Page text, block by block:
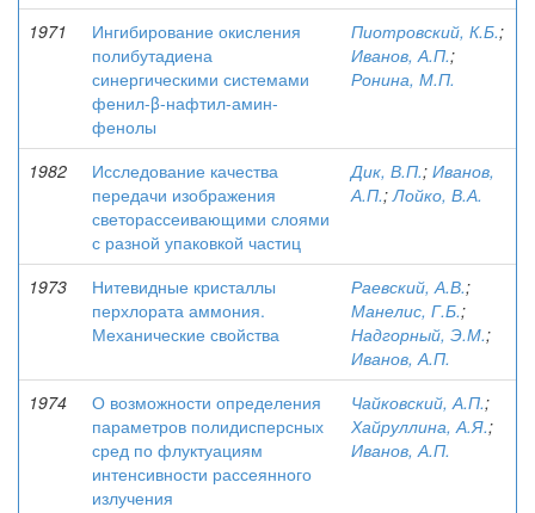
1971
Ингибирование окисления
полибутадиена
синергическими системами
фенил-β-нафтил-амин-
фенолы
Пиотровский, К.Б.;
Иванов, А.П.;
Ронина, М.П.
1982
Исследование качества
передачи изображения
светорассеивающими слоями
с разной упаковкой частиц
Дик, В.П.; Иванов,
А.П.;Лойко, В.А.
1973
Нитевидные кристаллы
перхлората аммония.
Механические свойства
Раевский, А.В.;
Манелис, Г.Б.;
Надгорный, Э.М.;
Иванов, А.П.
1974
О возможности определения
параметров полидисперсных
сред по флуктуациям
интенсивности рассеянного
излучения
Чайковский, А.П.;
Хайруллина, А.Я.;
Иванов, А.П.